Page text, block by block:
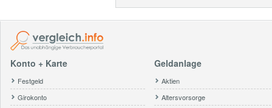
Konto + Karte
Festgeld
Girokonto
Geldanlage
Aktien
Altersvorsorge